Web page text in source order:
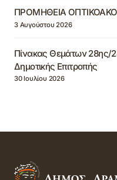
ΠΡΟΜΗΘΕΙΑ
3 Αυγούστου 2026
Πίνακας Θεμάτων 28ης/
Δημοτικής Επιτροπής
30 Ιουλίου 2026